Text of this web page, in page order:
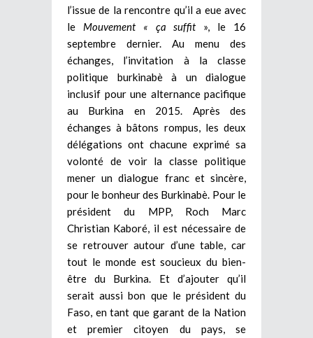
l’issue de la rencontre qu’il a eue avec
le Mouvement « ça suffit », le 16
septembre dernier. Au menu des
échanges, l’invitation à la classe
politique burkinabè à un dialogue
inclusif pour une alternance pacifique
au Burkina en 2015. Après des
échanges à bâtons rompus, les deux
délégations ont chacune exprimé sa
volonté de voir la classe politique
mener un dialogue franc et sincère,
pour le bonheur des Burkinabè. Pour le
président du MPP, Roch Marc
Christian Kaboré, il est nécessaire de
se retrouver autour d’une table, car
tout le monde est soucieux du bien-
être du Burkina. Et d’ajouter qu’il
serait aussi bon que le président du
Faso, en tant que garant de la Nation
et premier citoyen du pays, se